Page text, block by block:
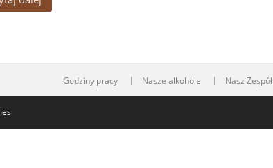
Godziny pracy Nasze alkohole Nasz Zespół